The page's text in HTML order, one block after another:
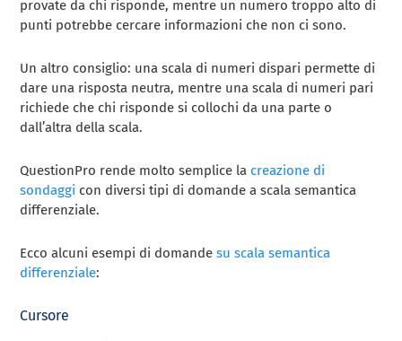
provate da chi risponde, mentre un numero troppo alto di
punti potrebbe cercare informazioni che non ci sono.
Un altro consiglio: una scala di numeri dispari permette di
dare una risposta neutra, mentre una scala di numeri pari
richiede che chi risponde si collochi da una parte o
dall’altra della scala.
QuestionPro rende molto semplice la creazione di
sondaggi con diversi tipi di domande a scala semantica
differenziale.
Ecco alcuni esempi di domandesu scala semantica
differenziale:
Cursore